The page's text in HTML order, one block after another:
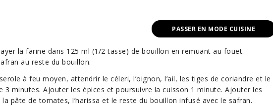
PASSER EN MODE CUISINE
la farine dans 125 ml (1/2 tasse) de bouillon en remuant au fouet.
au reste du bouillon.
à feu moyen, attendrir le céleri, l’oignon, l’ail, les tiges de coriandre et le
3 minutes. Ajouter les épices et poursuivre la cuisson 1 minute. Ajouter les
pâte de tomates, l’harissa et le reste du bouillon infusé avec le safran.